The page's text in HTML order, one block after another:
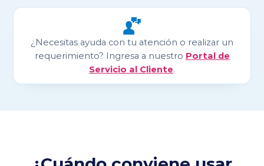
¿Necesitas ayuda con tu atención o realizar un
requerimiento? Ingresa a nuestro Portal de
Servicio al Cliente.